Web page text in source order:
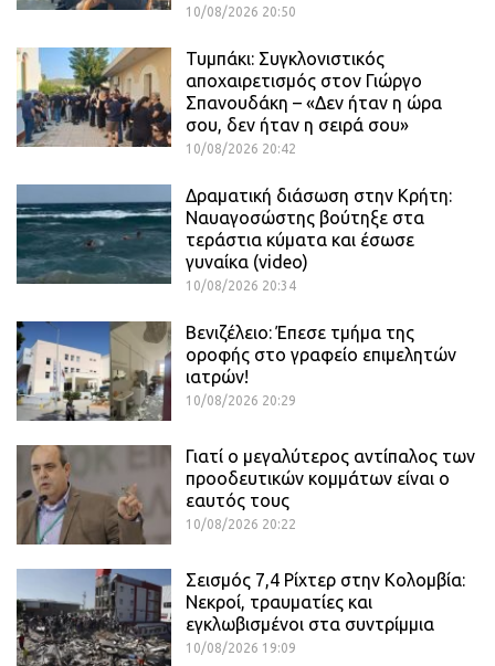
10/08/2026 20:50
Τυμπάκι: Συγκλονιστικός
αποχαιρετισμός στον Γιώργο
Σπανουδάκη – «Δεν ήταν η ώρα
σου, δεν ήταν η σειρά σου»
10/08/2026 20:42
Δραματική διάσωση στην Κρήτη:
Ναυαγοσώστης βούτηξε στα
τεράστια κύματα και έσωσε
γυναίκα (video)
10/08/2026 20:34
Βενιζέλειο: Έπεσε τμήμα της
οροφής στο γραφείο επιμελητών
ιατρών!
10/08/2026 20:29
Γιατί ο μεγαλύτερος αντίπαλος των
προοδευτικών κομμάτων είναι ο
εαυτός τους
10/08/2026 20:22
Σεισμός 7,4 Ρίχτερ στην Κολομβία:
Νεκροί, τραυματίες και
εγκλωβισμένοι στα συντρίμμια
10/08/2026 19:09